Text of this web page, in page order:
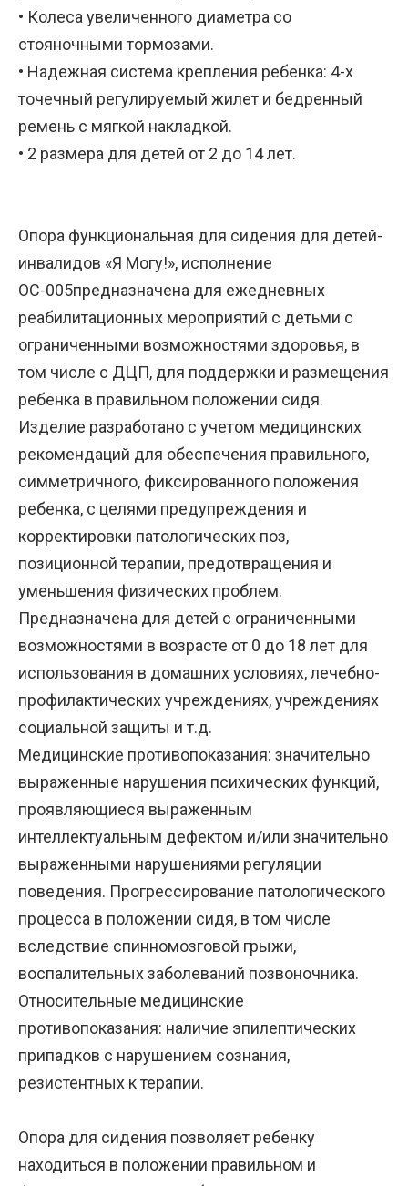
• Колеса увеличенного диаметра со
стояночными тормозами.
• Надежная система крепления ребенка: 4-х
точечный регулируемый жилет и бедренный
ремень с мягкой накладкой.
• 2 размера для детей от 2 до 14 лет.
Опора функциональная для сидения для детей-
инвалидов «Я Могу!», исполнение
ОС-005предназначена для ежедневных
реабилитационных мероприятий с детьми с
ограниченными возможностями здоровья, в
том числе с ДЦП, для поддержки и размещения
ребенка в правильном положении сидя.
Изделие разработано с учетом медицинских
рекомендаций для обеспечения правильного,
симметричного, фиксированного положения
ребенка, с целями предупреждения и
корректировки патологических поз,
позиционной терапии, предотвращения и
уменьшения физических проблем.
Предназначена для детей с ограниченными
возможностями в возрасте от 0 до 18 лет для
использования в домашних условиях, лечебно-
профилактических учреждениях, учреждениях
социальной защиты и т.д.
Медицинские противопоказания: значительно
выраженные нарушения психических функций,
проявляющиеся выраженным
интеллектуальным дефектом и/или значительно
выраженными нарушениями регуляции
поведения. Прогрессирование патологического
процесса в положении сидя, в том числе
вследствие спинномозговой грыжи,
воспалительных заболеваний позвоночника.
Относительные медицинские
противопоказания: наличие эпилептических
припадков с нарушением сознания,
резистентных к терапии.
Опора для сидения позволяет ребенку
находиться в положении правильном и